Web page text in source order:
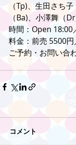
（Tp)、生田さち
（Ba)、小澤舞（
時間：Open 18:00
料金：前売 5500
ご予約・お問い合
コメント